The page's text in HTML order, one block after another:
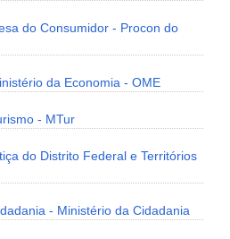
do Consumidor - Procon do
da Economia - OME
- MTur
do Distrito Federal e Territórios
- Ministério da Cidadania